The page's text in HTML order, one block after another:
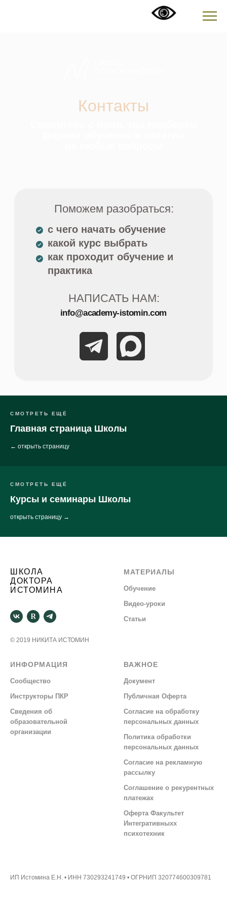
на любые вопросы
НАПИСАТЬ НАМ:
СМОТРЕТЬ ЕЩЁ
Главная страница Школы
← открыть страницу
СМОТРЕТЬ ЕЩЁ
Курсы и семинары Школы
открыть страницу →
ШКОЛА
ДОКТОРА
ИСТОМИНА
© 2019 НИКИТА ИСТОМИН
МАТЕРИАЛЫ
Обучение
Видео-уроки
Статьи
ИНФОРМАЦИЯ
Сообщество
Инструкторы ПКР
Сведения об
образовательной
организации
ВАЖНОЕ
Документ
Публичная Оферта
Согласие на обработку
персональных данных
Политика обработки
персональных данных
Согласие на рекламную
рассылку
Соглашение о рекурентных
платежах
Оферта Факультет
Интегративныхх
психотехник
ИП Истомина Е.Н. • ИНН 730293241749 • ОГРНИП 320774600309781